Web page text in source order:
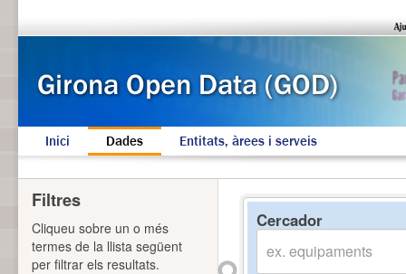
Inici Dades Entitats, àrees i serveis
Cercador
Filtres
Cliqueu sobre un o més
termes de la llista següent
per filtrar els resultats.